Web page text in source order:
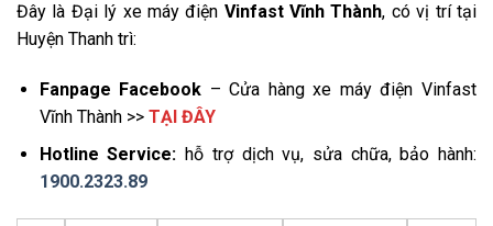
Đây là Đại lý xe máy điện Vinfast Vĩnh Thành, có vị trí tại
Huyện Thanh trì:
Fanpage Facebook – Cửa hàng xe máy điện Vinfast
Vĩnh Thành >> TẠI ĐÂY
Hotline Service: hỗ trợ dịch vụ, sửa chữa, bảo hành:
1900.2323.89